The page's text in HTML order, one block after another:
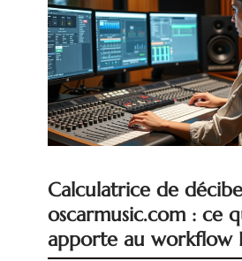
Calculatrice de
oscarmusic.com : ce
apporte au workflow